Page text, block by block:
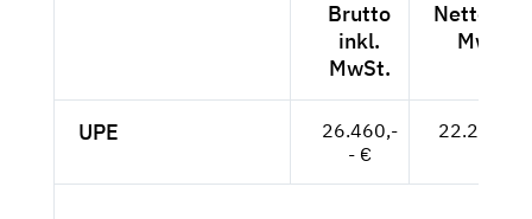
Brutto
inkl.
MwSt.
Netto
MwSt.
UPE
26.460,-
- €
22.235,--